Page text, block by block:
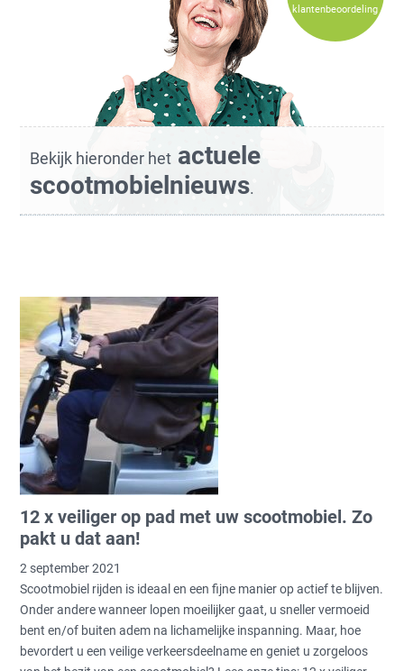
klantenbeoordeling
Bekijk hieronder het actuele
scootmobielnieuws.
12 x veiliger op pad met uw scootmobiel. Zo
pakt u dat aan!
2 september 2021
Scootmobiel rijden is ideaal en een fijne manier op actief te blijven.
Onder andere wanneer lopen moeilijker gaat, u sneller vermoeid
bent en/of buiten adem na lichamelijke inspanning. Maar, hoe
bevordert u een veilige verkeersdeelname en geniet u zorgeloos